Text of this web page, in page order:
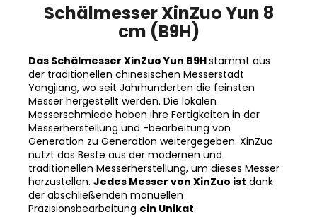
Schälmesser XinZuo Yun 8
cm (B9H)
Das Schälmesser XinZuo Yun B9Hstammt aus
der traditionellen chinesischen Messerstadt
Yangjiang, wo seit Jahrhunderten die feinsten
Messer hergestellt werden. Die lokalen
Messerschmiede haben ihre Fertigkeiten in der
Messerherstellung und -bearbeitung von
Generation zu Generation weitergegeben. XinZuo
nutzt das Beste aus der modernen und
traditionellen Messerherstellung, um dieses Messer
herzustellen. Jedes Messer von XinZuo ist dank
der abschließenden manuellen
Präzisionsbearbeitung ein Unikat.